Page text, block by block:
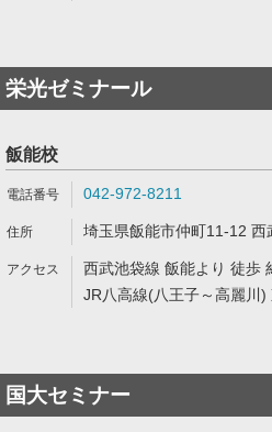
栄光ゼミナール
飯能校
042-972-8211
埼玉県飯能市仲町11-12 西
西武池袋線 飯能より 徒歩
JR八高線(八王子～高麗川
国大セミナー